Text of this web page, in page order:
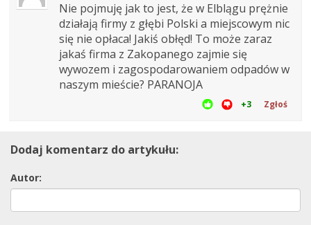
Nie pojmuję jak to jest, że w Elblągu prężnie
działają firmy z głębi Polski a miejscowym nic
się nie opłaca! Jakiś obłęd! To może zaraz
jakaś firma z Zakopanego zajmie się
wywozem i zagospodarowaniem odpadów w
naszym mieście? PARANOJA
+3 Zgłoś
Dodaj komentarz do artykułu:
Autor: